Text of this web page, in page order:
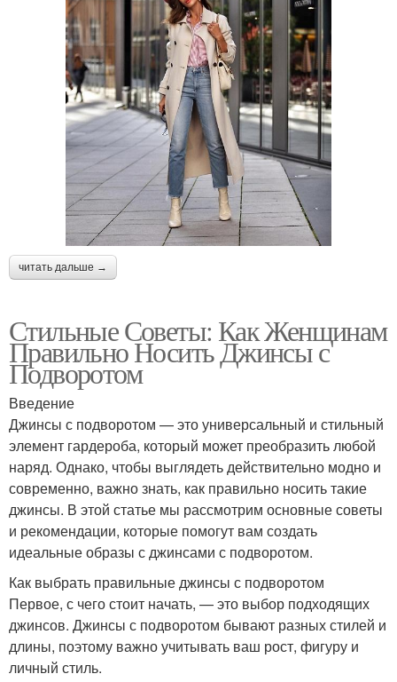
читать дальше →
Стильные Советы: Как Женщинам
Правильно Носить Джинсы с
Подворотом
Введение
Джинсы с подворотом — это универсальный и стильный
элемент гардероба, который может преобразить любой
наряд. Однако, чтобы выглядеть действительно модно и
современно, важно знать, как правильно носить такие
джинсы. В этой статье мы рассмотрим основные советы
и рекомендации, которые помогут вам создать
идеальные образы с джинсами с подворотом.
Как выбрать правильные джинсы с подворотом
Первое, с чего стоит начать, — это выбор подходящих
джинсов. Джинсы с подворотом бывают разных стилей и
длины, поэтому важно учитывать ваш рост, фигуру и
личный стиль.